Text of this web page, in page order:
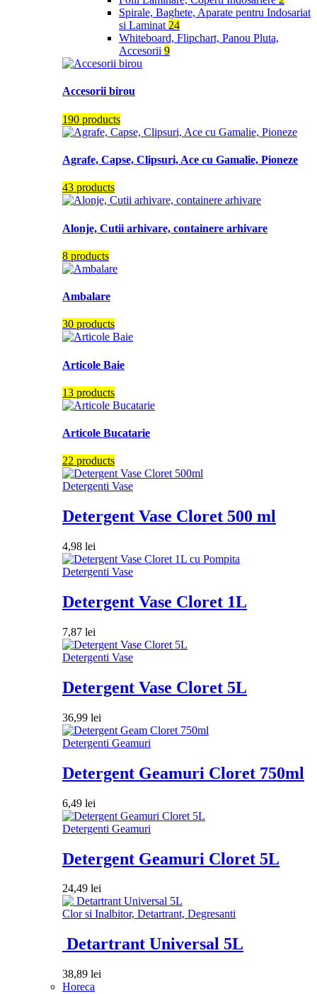
Spirale, Baghete, Aparate pentru Indosariat
si Laminat 24
Whiteboard, Flipchart, Panou Pluta,
Accesorii 9
Accesorii birou
190 products
Agrafe, Capse, Clipsuri, Ace cu Gamalie, Pioneze
43 products
Alonje, Cutii arhivare, containere arhivare
8 products
Ambalare
30 products
Articole Baie
13 products
Articole Bucatarie
22 products
Detergenti Vase
Detergent Vase Cloret 500 ml
4,98 lei
Detergenti Vase
Detergent Vase Cloret 1L
7,87 lei
Detergenti Vase
Detergent Vase Cloret 5L
36,99 lei
Detergenti Geamuri
Detergent Geamuri Cloret 750ml
6,49 lei
Detergenti Geamuri
Detergent Geamuri Cloret 5L
24,49 lei
Clor si Inalbitor, Detartrant, Degresanti
Detartrant Universal 5L
38,89 lei
Horeca